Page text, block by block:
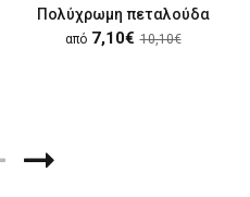
Πολύχρωμη πεταλούδα
από 7,10€ 10,10€